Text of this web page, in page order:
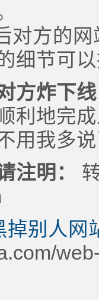
对方的
细节可
方炸下线
利地完
用我多
注明：
掉别人网